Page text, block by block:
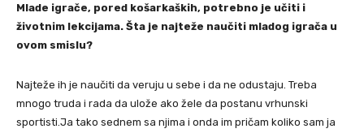
Mlade igrače, pored košarkaških, potrebno je učiti i
životnim lekcijama. Šta je najteže naučiti mladog igrača u
ovom smislu?
Najteže ih je naučiti da veruju u sebe i da ne odustaju. Treba
mnogo truda i rada da ulože ako žele da postanu vrhunski
sportisti.Ja tako sednem sa njima i onda im pričam koliko sam ja